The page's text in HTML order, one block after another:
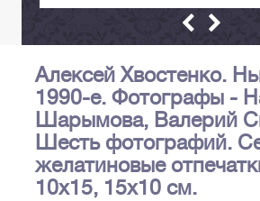
Алексей Хвостенко.
1990-е. Фотографы -
Шарымова, Валерий
Шесть фотографий.
желатиновые
10x15, 15х10 см.